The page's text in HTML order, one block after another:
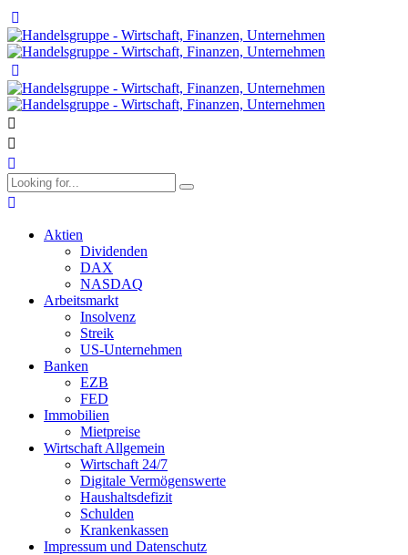
Aktien
Dividenden
DAX
NASDAQ
Arbeitsmarkt
Insolvenz
Streik
US-Unternehmen
Banken
EZB
FED
Immobilien
Mietpreise
Wirtschaft Allgemein
Wirtschaft 24/7
Digitale Vermögenswerte
Haushaltsdefizit
Schulden
Krankenkassen
Impressum und Datenschutz